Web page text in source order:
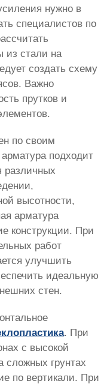
нужно в
специалистов по
из стали на
создать схему
Важно
прутков и
по своим
подходит
различных
высотности,
арматура
конструкции. При
работ
улучшить
идеальную
стен.
. При
с высокой
сложных грунтах
по вертикали. При